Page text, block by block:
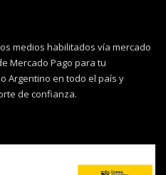
medios habilitados vía mercado
Mercado Pago para tu
Argentino en todo el país y
de confianza.